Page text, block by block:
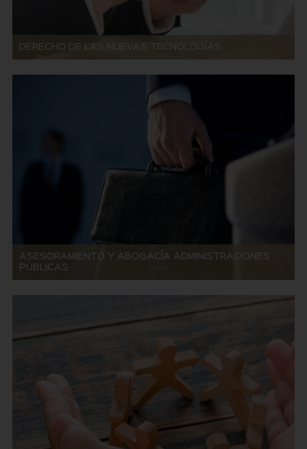
DERECHO DE LAS NUEVAS TECNOLOGÍAS
ASESORAMIENTO Y ABOGACÍA ADMINISTRACIONES
PÚBLICAS